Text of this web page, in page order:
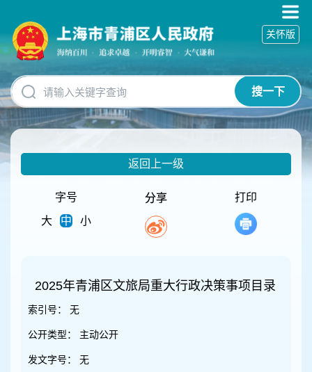
碍
操
明
跳
转
到
网
搜一下
关怀版
返回上一级
字号
大
中 小
分享 打印
2025年青浦区文旅局重大行政决策事项目录
索引号： 无
公开类型： 主动公开
发文字号： 无